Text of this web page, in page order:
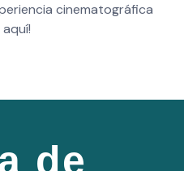
cinematográfica
de